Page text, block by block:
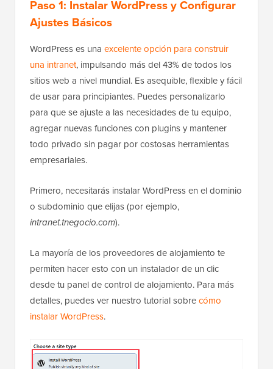
Paso 1: Instalar WordPress y Configurar
Ajustes Básicos
WordPress es una excelente opción para construir
una intranet, impulsando más del 43% de todos los
sitios web a nivel mundial. Es asequible, flexible y fácil
de usar para principiantes. Puedes personalizarlo
para que se ajuste a las necesidades de tu equipo,
agregar nuevas funciones con plugins y mantener
todo privado sin pagar por costosas herramientas
empresariales.
Primero, necesitarás instalar WordPress en el dominio
o subdominio que elijas (por ejemplo,
intranet.tnegocio.com).
La mayoría de los proveedores de alojamiento te
permiten hacer esto con un instalador de un clic
desde tu panel de control de alojamiento. Para más
detalles, puedes ver nuestro tutorial sobrecómo
instalar WordPress.